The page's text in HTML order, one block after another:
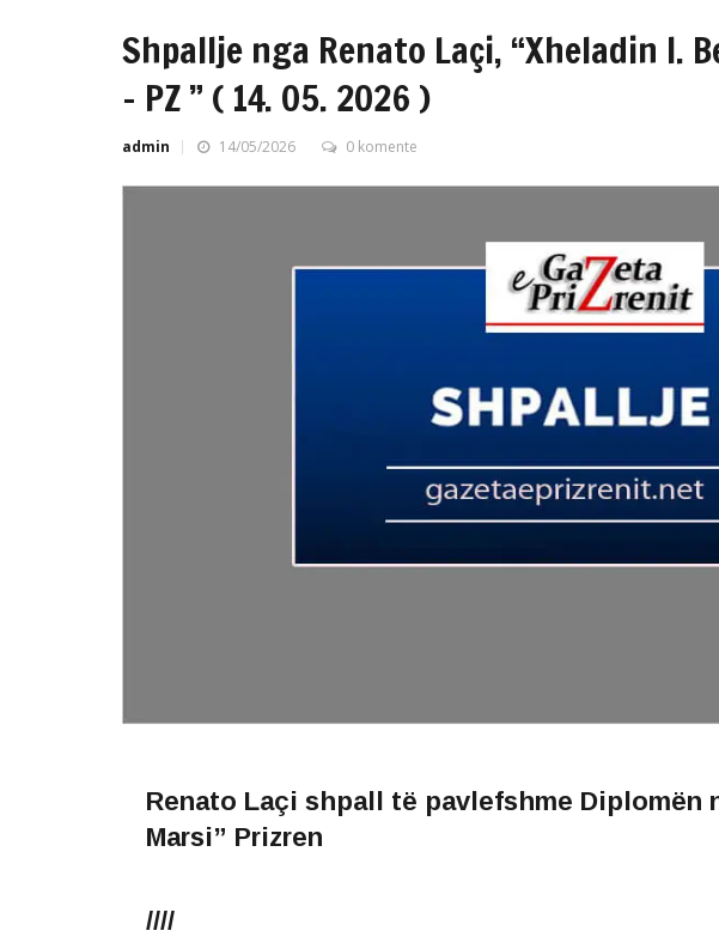
Shpallje nga Renato Laçi, “Xheladin I.
– PZ ” ( 14. 05. 2026 )
admin 14/05/2026 0 komente
Renato Laçi shpall të pavlefshme Diplomën
Marsi” Prizren
////